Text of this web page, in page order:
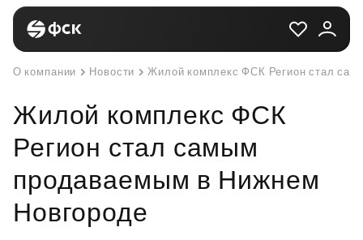
О компании Новости Жилой комплекс ФСК Регион стал
Жилой комплекс ФСК
Регион стал самым
продаваемым в Нижнем
Новгороде